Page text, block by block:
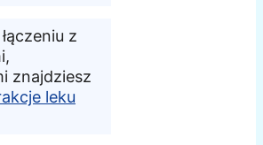
z
znajdziesz
leku